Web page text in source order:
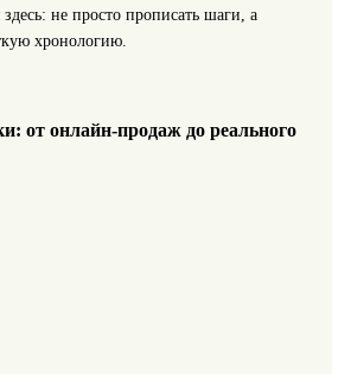
здесь: не просто прописать шаги, а
хронологию.
от онлайн-продаж до реального